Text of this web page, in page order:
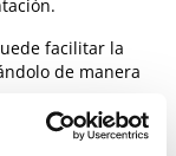
facilitar la
de manera
de pruebas